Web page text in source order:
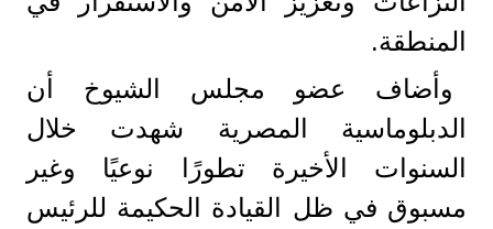
المنطقة.
وأضاف عضو مجلس الشيوخ أن
الدبلوماسية المصرية شهدت خلال
السنوات الأخيرة تطورًا نوعيًا وغير
مسبوق في ظل القيادة الحكيمة للرئيس